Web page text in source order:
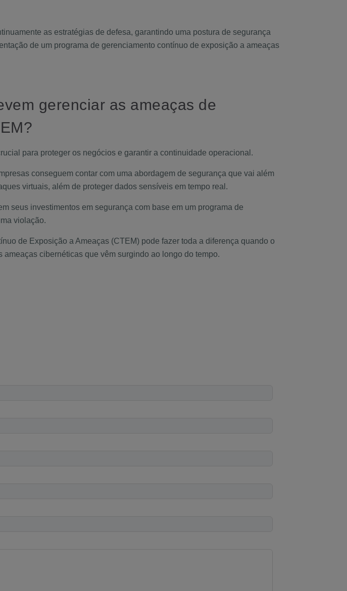
as estratégias de defesa, garantindo uma postura de segurança
de um programa de gerenciamento contínuo de exposição a ameaças
gerenciar as ameaças de
para proteger os negócios e garantir a continuidade operacional.
conseguem contar com uma abordagem de segurança que vai além
virtuais, além de proteger dados sensíveis em tempo real.
seus investimentos em segurança com base em um programa de
violação.
de Exposição a Ameaças (CTEM) pode fazer toda a diferença quando o
cibernéticas que vêm surgindo ao longo do tempo.